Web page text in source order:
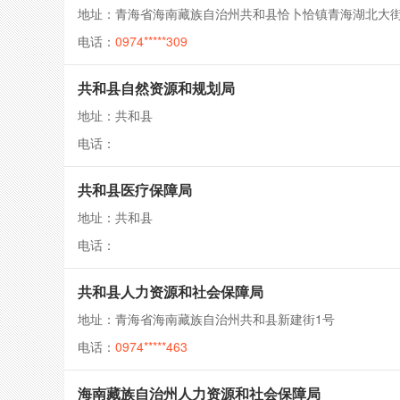
地址：青海省海南藏族自治州共和县恰卜恰镇青海湖北大
电话： 0974*****309
共和县自然资源和规划局
地址：共和县
电话：
共和县医疗保障局
地址：共和县
电话：
共和县人力资源和社会保障局
地址：青海省海南藏族自治州共和县新建街1号
电话： 0974*****463
海南藏族自治州人力资源和社会保障局